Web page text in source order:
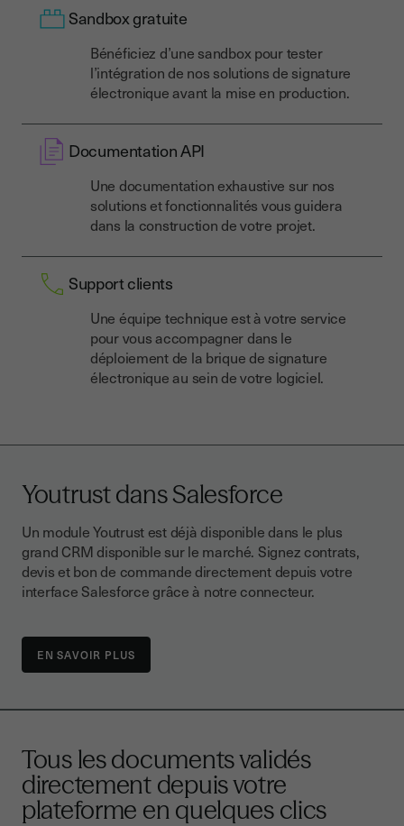
Sandbox gratuite
Bénéficiez d’une sandbox pour tester
l’intégration de nos solutions de signature
électronique avant la mise en production.
Documentation API
Une documentation exhaustive sur nos
solutions et fonctionnalités vous guidera
dans la construction de votre projet.
Support clients
Une équipe technique est à votre service
pour vous accompagner dans le
déploiement de la brique de signature
électronique au sein de votre logiciel.
Youtrust dans Salesforce
Un module Youtrust est déjà disponible dans le plus
grand CRM disponible sur le marché. Signez contrats,
devis et bon de commande directement depuis votre
interface Salesforce grâce à notre connecteur.
EN SAVOIR PLUS
Tous les documents validés
directement depuis votre
plateforme en quelques clics